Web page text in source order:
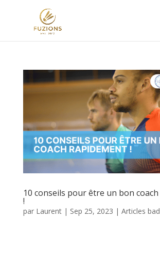
10 conseils pour être un bon
!
par Laurent| Sep 25, 2023 | Articles